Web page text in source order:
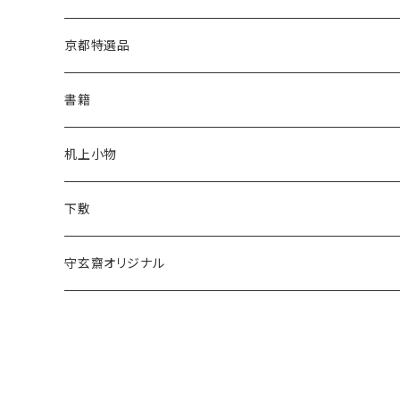
菊壽堂
唐筆
あかしや
菊壽堂
半切
半紙
半切
かな用
漢字用
かな用
京都特選品
書籍
机上小物
下敷
守玄齋オリジナル